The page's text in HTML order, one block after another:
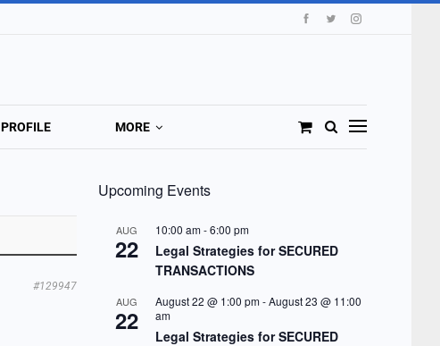
PROFILE MORE
#129947
Upcoming Events
AUG
22
10:00 am-6:00 pm
Legal Strategies for SECURED
TRANSACTIONS
AUG
22
August 22 @ 1:00 pm-August 23 @ 11:00
am
Legal Strategies for SECURED